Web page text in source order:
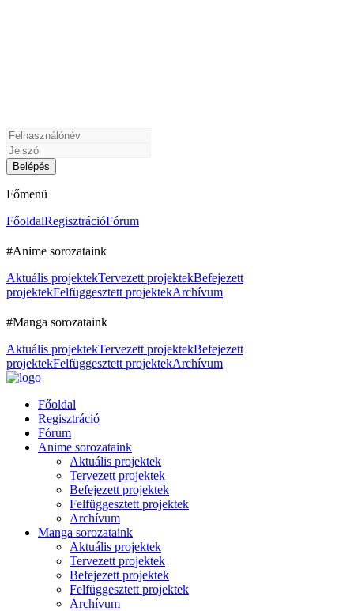
Főmenü
FőoldalRegisztrációFórum
#Anime sorozataink
Aktuális projektekTervezett projektekBefejezett
projektekFelfüggesztett projektekArchívum
#Manga sorozataink
Aktuális projektekTervezett projektekBefejezett
projektekFelfüggesztett projektekArchívum
Főoldal
Regisztráció
Fórum
Anime sorozataink
Aktuális projektek
Tervezett projektek
Befejezett projektek
Felfüggesztett projektek
Archívum
Manga sorozataink
Aktuális projektek
Tervezett projektek
Befejezett projektek
Felfüggesztett projektek
Archívum